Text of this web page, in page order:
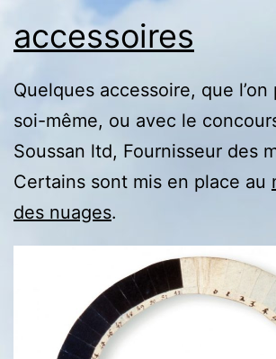
accessoires
Quelques accessoire, que
soi-même, ou avec le
Soussan ltd, Fournisseur des
Certains sont mis en place au
des nuages.